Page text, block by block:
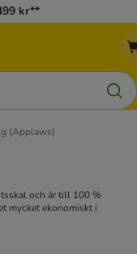
kr**
(Applaws)
och är till 100 %
mycket ekonomiskt i